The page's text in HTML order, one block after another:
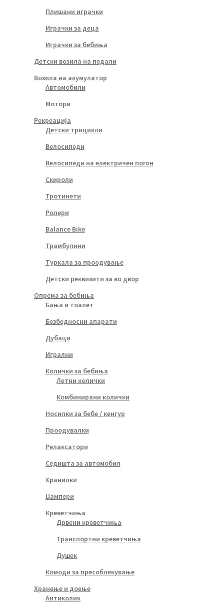
Плишани играчки
Играчки за деца
Играчки за бебиња
Детски возила на педали
Возила на акумулатор
Автомобили
Мотори
Рекреација
Детски трицикли
Велосипеди
Велосипеди на електричен погон
Скироли
Тротинети
Ролери
Balance Bike
Трамбулини
Туркала за проодување
Детски реквизити за во двор
Опрема за бебиња
Бања и тоалет
Безбедносни апарати
Дубаци
Игрални
Колички за бебиња
Летни колички
Комбинирани колички
Носилки за бебе / кенгур
Проодувалки
Релаксатори
Седишта за автомобил
Хранилки
Џампери
Креветчиња
Дрвени креветчиња
Транспортни креветчиња
Душек
Комоди за пресоблекување
Хранење и доење
Антиколик